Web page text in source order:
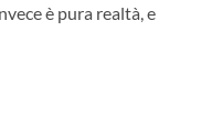
è pura realtà, e